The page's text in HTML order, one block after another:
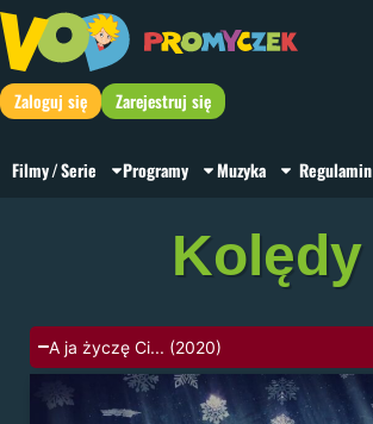
Zaloguj się Zarejestruj się
Filmy / Serie Programy Muzyka Regulamin
Kolędy
A ja życzę Ci... (2020)